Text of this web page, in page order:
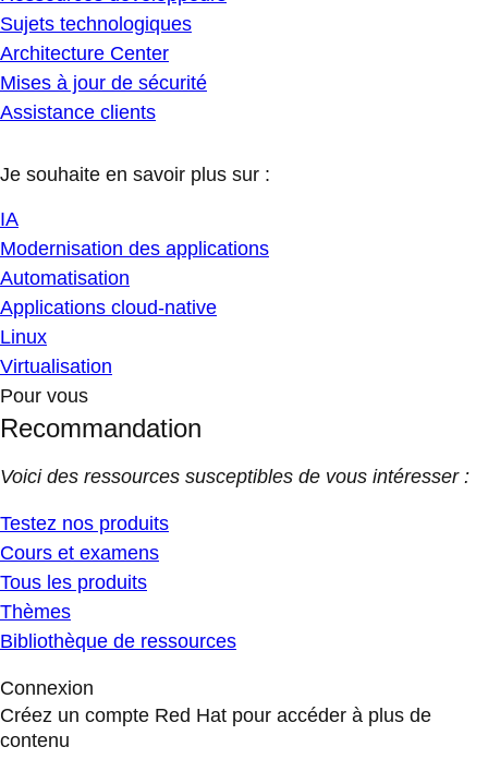
Sujets technologiques
Architecture Center
Mises à jour de sécurité
Assistance clients
Je souhaite en savoir plus sur :
IA
Modernisation des applications
Automatisation
Applications cloud-native
Linux
Virtualisation
Pour vous
Recommandation
Voici des ressources susceptibles de vous intéresser :
Testez nos produits
Cours et examens
Tous les produits
Thèmes
Bibliothèque de ressources
Connexion
Créez un compte Red Hat pour accéder à plus de
contenu